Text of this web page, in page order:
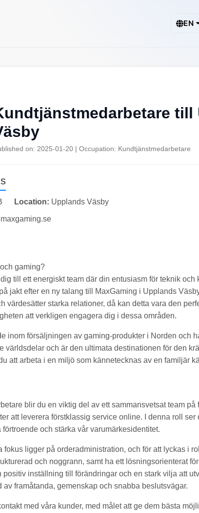
EN
till
on: 2025-01-20 | Occupation: Kundtjänstmedarbetare
Location: Upplands Väsby
gaming?
till ett energiskt team där din entusiasm för teknik och
jakt efter en ny talang till MaxGaming i Upplands
värdesätter starka relationer, då kan detta vara den
att verkligen engagera dig i dessa områden.
inom försäljningen av gaming-produkter i Norden och
världsdelar och är den ultimata destinationen för den
att arbeta i en miljö som kännetecknas av en familjär
blir du en viktig del av ett sammansvetsat team på
att leverera förstklassig service online. I denna roll
och stärka vår varumärkesidentitet.
fokus ligger på orderadministration, och för att lyckas i
och noggrann, samt ha ett lösningsorienterat
positiv inställning till förändringar och en stark vilja att
av framåtanda, gemenskap och snabba beslutsvägar.
med våra kunder, med målet att ge dem bästa